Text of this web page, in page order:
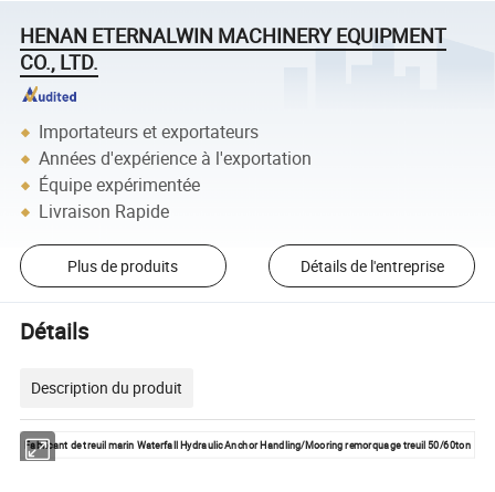
HENAN ETERNALWIN MACHINERY EQUIPMENT
CO., LTD.
Importateurs et exportateurs
Années d'expérience à l'exportation
Équipe expérimentée
Livraison Rapide
Plus de produits Détails de l'entreprise
Détails
Description du produit
Fabricant de treuil marin Waterfall Hydraulic Anchor Handling/Mooring remorquage treuil 50/60ton